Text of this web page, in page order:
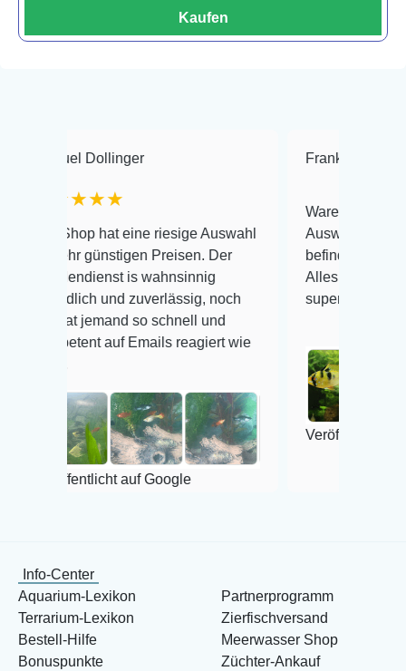
Kaufen
hat eine riesige Auswahl
Preisen. Der
is wahnsinnig
und zuverlässig, noch
so schnell und
auf Emails reagiert wie
auf Google
Frank Hackmayer
Warenanlieferung Top und die
Auswahl plus
befinden der Fische
Alles ist quick lebendig und
super Zustand. Gerne wieder
Veröffentlicht auf Google
Info-Center
Aquarium-Lexikon
Terrarium-Lexikon
Bestell-Hilfe
Bonuspunkte
Partnerprogramm
Zierfischversand
Meerwasser Shop
Züchter-Ankauf